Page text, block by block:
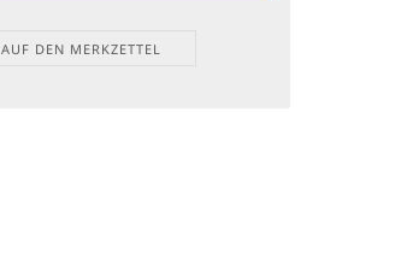
AUF DEN MERKZETTEL